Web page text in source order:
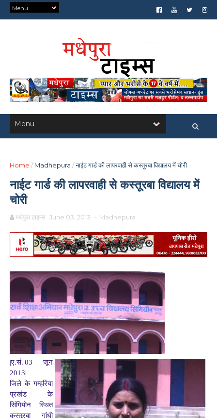
Home / Madhepura /नाईट गार्ड की लापरवाही से कस्तूरबा विद्यालय में चोरी
नाईट गार्ड की लापरवाही से कस्तूरबा विद्यालय में
चोरी
मधेपुरा टाइम्स June 03, 2013 - Madhepura
|ए.सं.|03 जून
2013|
जिले के गम्हरिया
प्रखंड के
सिंगियोन स्थित
कस्तूरबा गांधी